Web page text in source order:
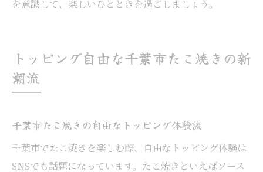
を意識して、楽しいひとときを過ごしましょう。
トッピング自由な千葉市たこ焼きの新
潮流
千葉市たこ焼きの自由なトッピング体験談
千葉市でたこ焼きを楽しむ際、自由なトッピング体験は
SNSでも話題になっています。たこ焼きといえばソース